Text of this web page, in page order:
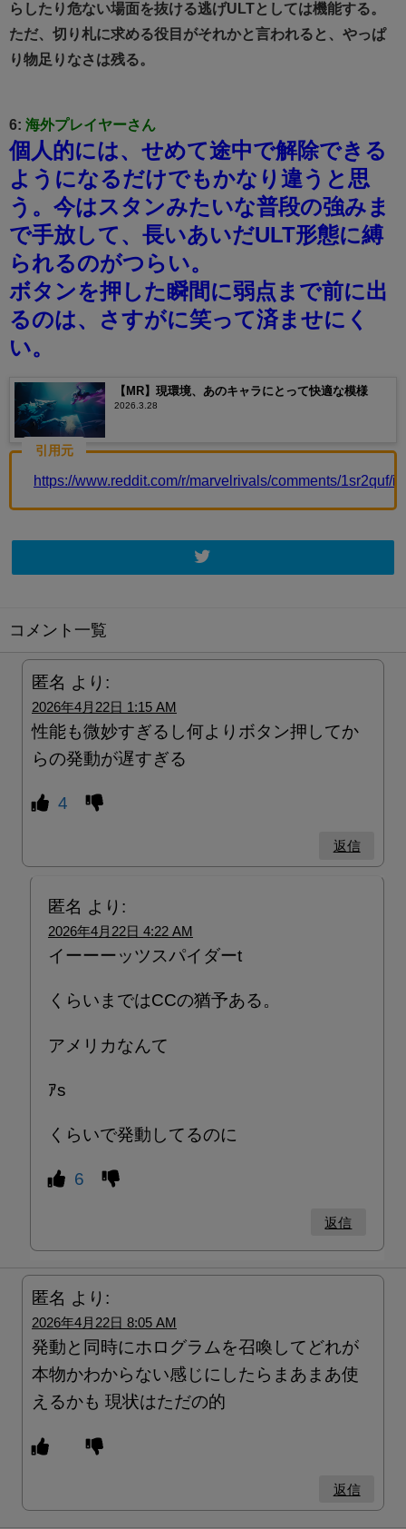
らしたり危ない場面を抜ける逃げULTとしては機能する。
ただ、切り札に求める役目がそれかと言われると、やっぱ
り物足りなさは残る。
6: 海外プレイヤーさん
個人的には、せめて途中で解除できる
ようになるだけでもかなり違うと思
う。 今はスタンみたいな普段の強みま
で手放して、長いあいだULT形態に縛
られるのがつらい。
ボタンを押した瞬間に弱点まで前に出
るのは、さすがに笑って済ませにく
い。
【MR】現環境、あのキャラにとって快適な模様
2026.3.28
引用元
https://www.reddit.com/r/marvelrivals/comments/1sr2quf/
コメント一覧
匿名 より:
2026年4月22日 1:15 AM
性能も微妙すぎるし何よりボタン押してか
らの発動が遅すぎる
4
返信
匿名 より:
2026年4月22日 4:22 AM
イーーーッツスパイダーt
くらいまではCCの猶予ある。
アメリカなんて
ｱs
くらいで発動してるのに
6
返信
匿名 より:
2026年4月22日 8:05 AM
発動と同時にホログラムを召喚してどれが
本物かわからない感じにしたらまあまあ使
えるかも 現状はただの的
返信